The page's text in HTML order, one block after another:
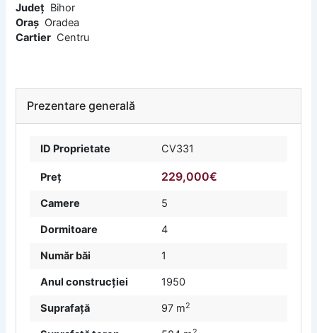
Județ Bihor
Oraș Oradea
Cartier Centru
Prezentare generală
ID Proprietate CV331
Preț 229,000€
Camere 5
Dormitoare 4
Număr băi 1
Anul construcției 1950
Suprafață 97 m2